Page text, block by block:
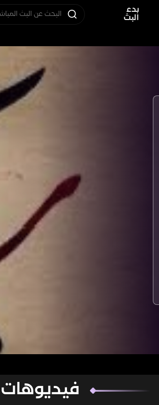
بدء
البث
فيديوهات